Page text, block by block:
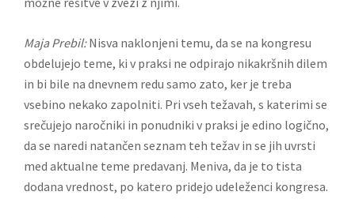
Maja Prebil:Nisva naklonjeni temu, da se na kongresu
obdelujejo teme, ki v praksi ne odpirajo nikakršnih dilem
in bi bile na dnevnem redu samo zato, ker je treba
vsebino nekako zapolniti. Pri vseh težavah, s katerimi se
srečujejo naročniki in ponudniki v praksi je edino logično,
da se naredi natančen seznam teh težav in se jih uvrsti
med aktualne teme predavanj. Meniva, da je to tista
dodana vrednost, po katero pridejo udeleženci kongresa.